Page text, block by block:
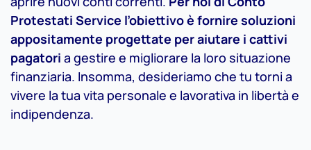
Protestati Service l’obiettivo è fornire soluzioni
appositamente progettate per aiutare i cattivi
pagatori a gestire e migliorare la loro situazione
finanziaria. Insomma, desideriamo che tu torni a
vivere la tua vita personale e lavorativa in libertà e
indipendenza.